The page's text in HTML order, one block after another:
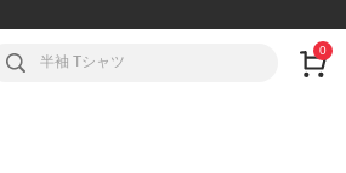
0